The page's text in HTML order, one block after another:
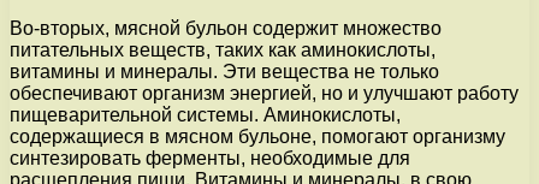
Во-вторых, мясной бульон содержит множество
питательных веществ, таких как аминокислоты,
витамины и минералы. Эти вещества не только
обеспечивают организм энергией, но и улучшают работу
пищеварительной системы. Аминокислоты,
содержащиеся в мясном бульоне, помогают организму
синтезировать ферменты, необходимые для